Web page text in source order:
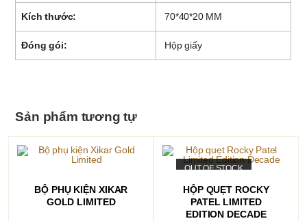
Kích thước: 70*40*20 MM
Đóng gói: Hộp giấy
Sản phẩm tương tự
THÊM VÀO GIỎ HÀNG
BỘ PHỤ KIỆN XIKAR
GOLD LIMITED
OUT OF STOCK
HỘP QUẸT ROCKY
PATEL LIMITED
EDITION DECADE